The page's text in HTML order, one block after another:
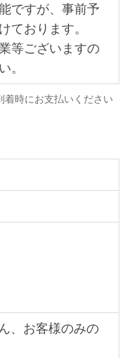
ですが、事前予
ております。
等ございますの
。
時にお支払いください
、お客様のみの